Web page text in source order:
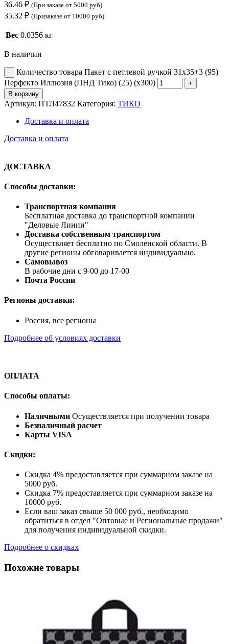
36.46 ₽ (При заказе от 5000 руб)
35.32 ₽ (Призаказе от 10000 руб)
Вес 0.0356 кг
В наличии
Количество товара Пакет с петлевой ручкой 31x35+3 (95)
Перфекто Иллюзия (ПНД Тико) (25) (х300)
В корзину
Артикул: ПТЛ47832 Категория: ТИКО
Доставка и оплата
Доставка и оплата
ДОСТАВКА
Способы доставки:
Транспортная компания
Бесплатная доставка до транспортной компании
"Деловые Линии"
Доставка собственным транспортом
Осуществляет бесплатно по Смоленской области. В
другие регионы обговаривается индивидуально.
Самовывоз
В рабочие дни с 9-00 до 17-00
Почта России
Регионы доставки:
Россия, все регионы
Подробнее об условиях доставки
ОПЛАТА
Способы оплаты:
Наличными Осуществляется при получении товара
Безналичный расчет
Карты VISA
Скидки:
Скидка 4% предоставляется при суммарном заказе на
5000 руб.
Скидка 7% предоставляется при суммарном заказе на
10000 руб.
Если ваш заказ свыше 50 000 руб., необходимо
обратиться в отдел "Оптовые и Региональные продажи"
для получения индивидуальной скидки.
Подробнее о скидках
Похожие товары